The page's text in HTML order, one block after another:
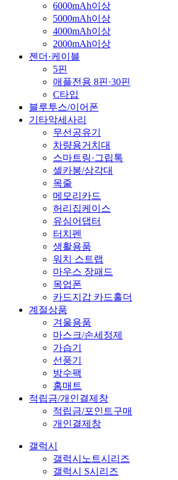
6000mAh이상
5000mAh이상
4000mAh이상
2000mAh이상
젠더·케이블
5핀
애플전용 8핀·30핀
C타입
블루투스/이어폰
기타악세사리
무선공유기
차량용거치대
스마트링·그립톡
셀카봉/삼각대
목줄
메모리카드
허리집케이스
유심어댑터
터치펜
생활용품
워치 스트랩
마우스 장패드
목업폰
카드지갑 카드홀더
계절상품
겨울용품
마스크/손세정제
가습기
선풍기
방수팩
홈매트
적립금/개인결제창
적립금/포인트구매
개인결제창
갤럭시
갤럭시노트시리즈
갤럭시 S시리즈